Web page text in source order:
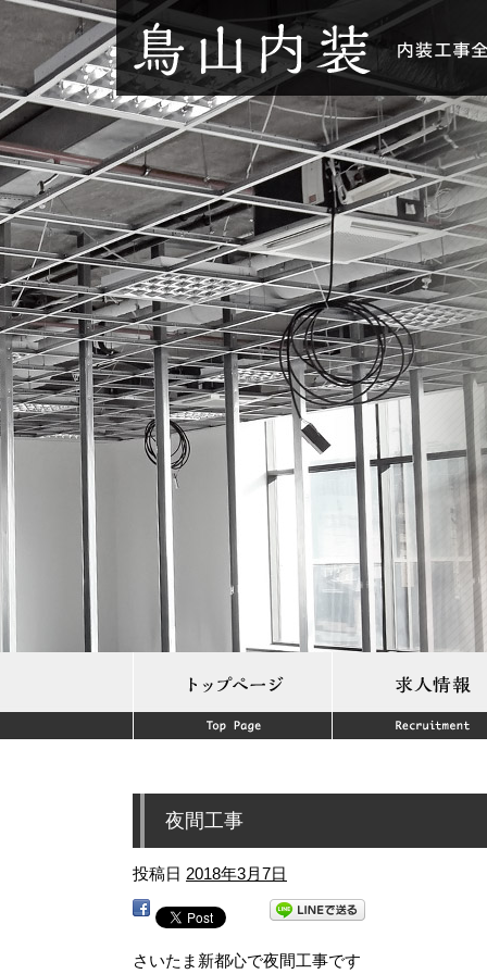
夜間工事
投稿日 2018年3月7日
さいたま新都心で夜間工事です